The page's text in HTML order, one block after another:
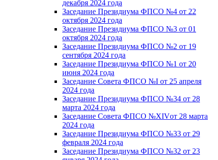
декабря 2024 года
Заседание Президиума ФПСО №4 от 22
октября 2024 года
Заседание Президиума ФПСО №3 от 01
октября 2024 года
Заседание Президиума ФПСО №2 от 19
сентября 2024 года
Заседание Президиума ФПСО №1 от 20
июня 2024 года
Заседание Совета ФПСО №I от 25 апреля
2024 года
Заседание Президиума ФПСО №34 от 28
марта 2024 года
Заседание Совета ФПСО №XIVот 28 марта
2024 года
Заседание Президиума ФПСО №33 от 29
февраля 2024 года
Заседание Президиума ФПСО №32 от 23